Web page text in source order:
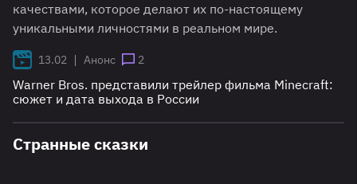
качествами, которое делают их по-настоящему
уникальными личностями в реальном мире.
13.02 | Анонс 2
Warner Bros. представили трейлер фильма Minecraft:
сюжет и дата выхода в России
Странные сказки